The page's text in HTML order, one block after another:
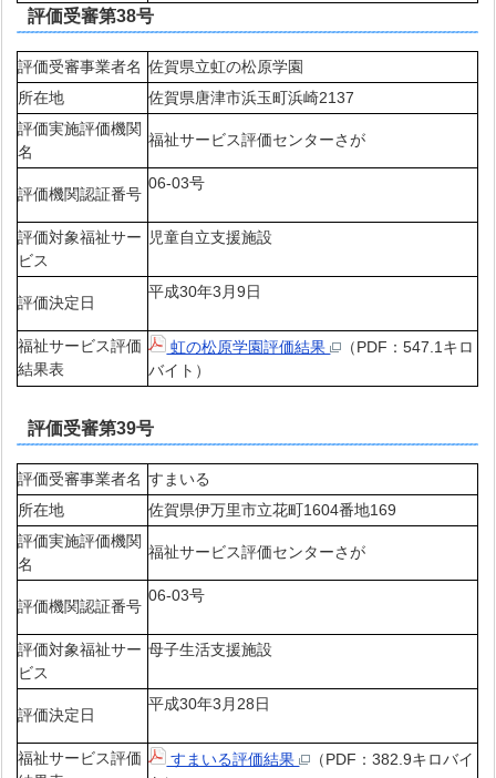
評価受審第38号
評価受審事業者名 佐賀県立虹の松原学園
所在地
佐賀県唐津市浜玉町浜崎2137
評価実施評価機関
名
福祉サービス評価センターさが
評価機関認証番号
06-03号
評価対象福祉サー
ビス
児童自立支援施設
評価決定日
平成30年3月9日
福祉サービス評価
結果表
虹の松原学園評価結果
（PDF：547.1キロ
バイト）
評価受審第39号
評価受審事業者名 すまいる
所在地
佐賀県伊万里市立花町1604番地169
評価実施評価機関
名
福祉サービス評価センターさが
評価機関認証番号
06-03号
評価対象福祉サー
ビス
母子生活支援施設
評価決定日
平成30年3月28日
福祉サービス評価
すまいる評価結果
（PDF：382.9キロバイ